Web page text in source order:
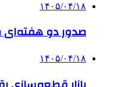
۱۴۰۵/۰۴/۱۸
صدور دو
۱۴۰۵/۰۴/۱۸